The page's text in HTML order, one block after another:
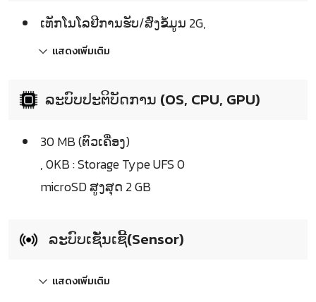
ເທັກໂນໂລຢີການຮັບ/ສົ່ງຂໍ້ມູນ 2G,
แสดงเพิ่มเติม
ລະບົບປະຕິບັດການ (OS, CPU, GPU)
30 MB (ຕົວເຄື່ອງ)
, 0KB : Storage Type UFS 0
microSD ສູງສຸດ 2 GB
ລະບົບເຊັ່ນເຊີ້(Sensor)
แสดงเพิ่มเติม